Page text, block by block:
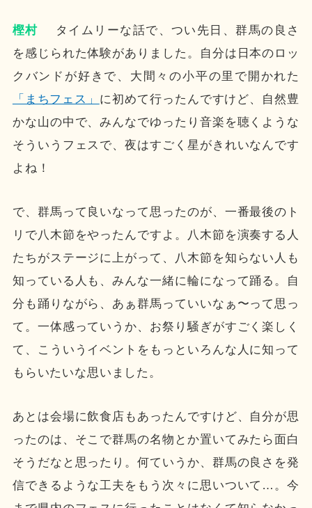
樫村 タイムリーな話で、つい先日、群馬の良さ
を感じられた体験がありました。自分は日本のロッ
クバンドが好きで、大間々の小平の里で開かれた
「まちフェス」 に初めて行ったんですけど、自然豊
かな山の中で、みんなでゆったり音楽を聴くような
そういうフェスで、夜はすごく星がきれいなんです
よね！
で、群馬って良いなって思ったのが、一番最後のト
リで八木節をやったんですよ。八木節を演奏する人
たちがステージに上がって、八木節を知らない人も
知っている人も、みんな一緒に輪になって踊る。自
分も踊りながら、あぁ群馬っていいなぁ〜って思っ
て。一体感っていうか、お祭り騒ぎがすごく楽しく
て、こういうイベントをもっといろんな人に知って
もらいたいな思いました。
あとは会場に飲食店もあったんですけど、自分が思
ったのは、そこで群馬の名物とか置いてみたら面白
そうだなと思ったり。何ていうか、群馬の良さを発
信できるような工夫をもう次々に思いついて…。今